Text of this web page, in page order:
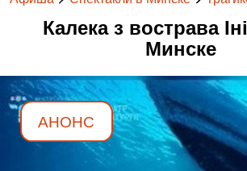
Калека з вострава
Минске
АНОНС